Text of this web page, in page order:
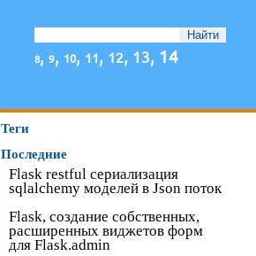
8,9, 10, 11, 12, 13, 14
Теги
Последние
Flask restful сериализация
sqlalchemy моделей в Json поток
Flask, создание собственных,
расширенных виджетов форм
для Flask.admin